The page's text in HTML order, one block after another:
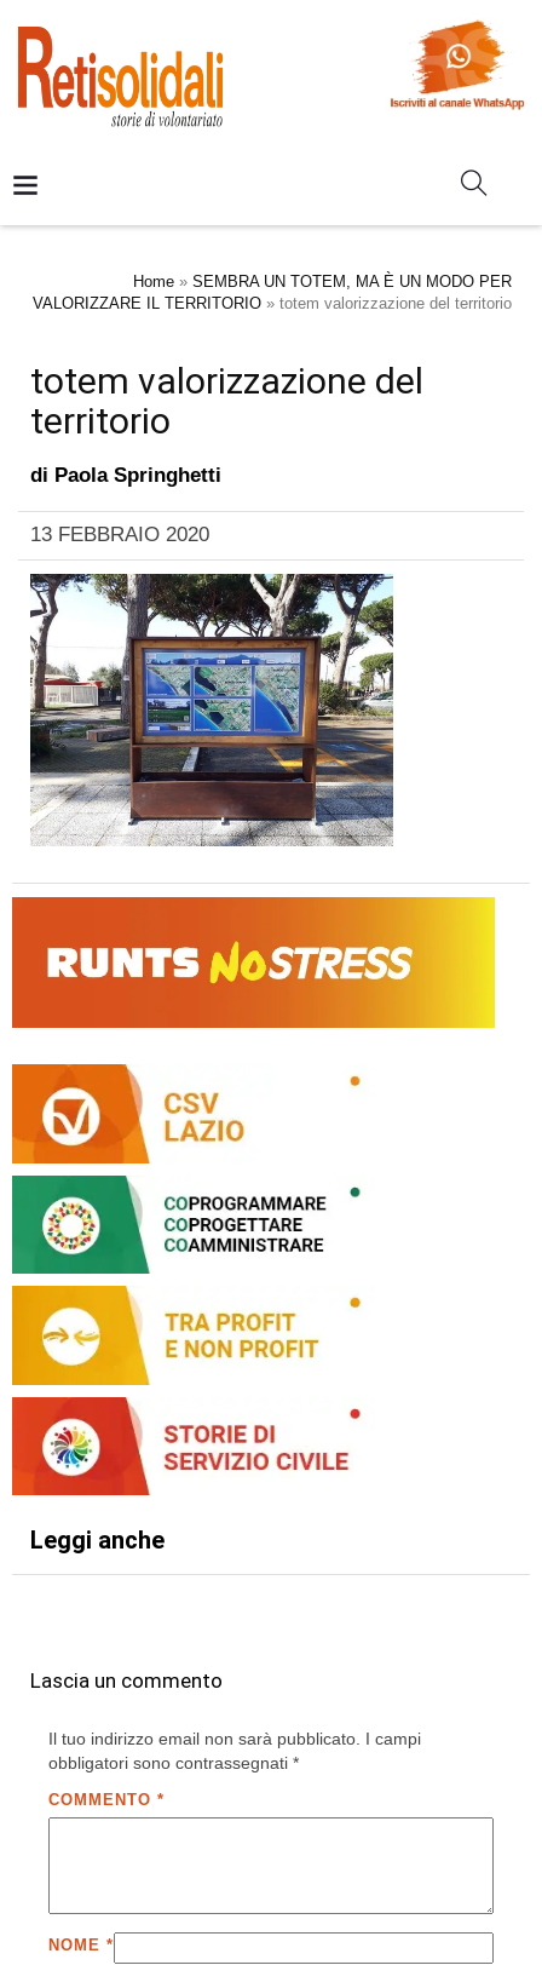
Home » SEMBRA UN TOTEM, MA È UN MODO PER
VALORIZZARE IL TERRITORIO » totem valorizzazione del territorio
totem valorizzazione del
territorio
di Paola Springhetti
13 FEBBRAIO 2020
Leggi anche
Lascia un commento
Il tuo indirizzo email non sarà pubblicato. I campi
obbligatori sono contrassegnati *
COMMENTO *
NOME *